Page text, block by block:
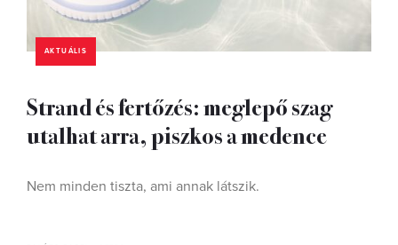
AKTUÁLIS
Strand és fertőzés: meglepő szag
utalhat arra, piszkos a medence
Nem minden tiszta, ami annak látszik.